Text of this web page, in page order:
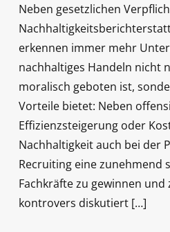
Neben gesetzlichen
erkennen immer mehr
nachhaltiges Handeln nicht
moralisch geboten ist,
Vorteile bietet: Neben
Effizienzsteigerung oder
Nachhaltigkeit auch bei der
Recruiting eine zunehmend
Fachkräfte zu gewinnen und
kontrovers diskutiert […]